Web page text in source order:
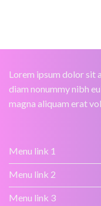
Lorem ipsum dolor sit
diam nonummy nibh
magna aliquam erat
Menu link 1
Menu link 2
Menu link 3